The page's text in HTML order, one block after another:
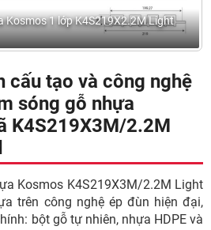
Kosmos 1 lớp K4S219X2.2M Light
cấu tạo và công nghệ
sóng gỗ nhựa
K4S219X3M/2.2M
Kosmos K4S219X3M/2.2M Light
trên công nghệ ép đùn hiện đại,
bột gỗ tự nhiên, nhựa HDPE và